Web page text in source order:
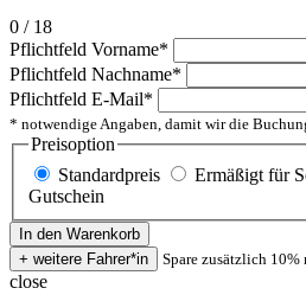
0 / 18
Pflichtfeld Vorname*
Pflichtfeld Nachname*
Pflichtfeld E-Mail*
* notwendige Angaben, damit wir die
Preisoption
Standardpreis
Ermäßigt für
Gutschein
Spare zusätzlich
close